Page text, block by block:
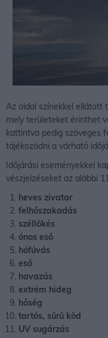
Az oldal színekkel ellátott
mely területeket érinthet
kattintva pedig szöveges
tájékozódni a várható
Időjárási eseményekkel
vészjelzéseket az alábbi
heves zivatar
felhőszakadás
széllökés
ónos eső
hófúvás
eső
havazás
extrém hideg
hőség
tartós, sűrű köd
UV sugárzás